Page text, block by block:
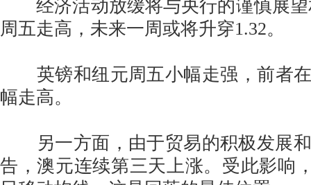
经济活动放缓将与央行的谨慎展望
周五走高，未来一周或将升穿1.32。
英镑和纽元周五小幅走强，前者在
幅走高。
另一方面，由于贸易的积极发展和
告，澳元连续第三天上涨。受此影响